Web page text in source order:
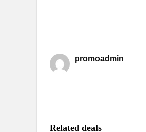
promoadmin
Related deals